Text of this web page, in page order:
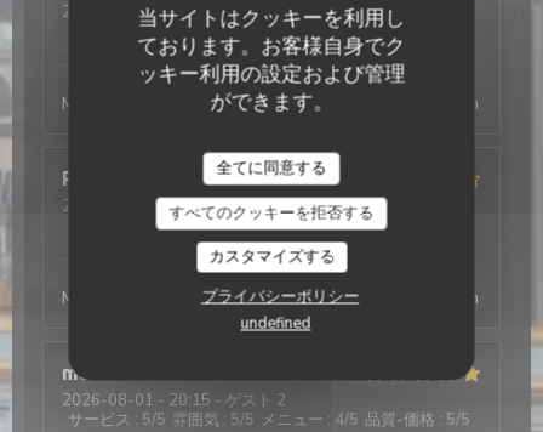
当サイトはクッキーを利用し
ております。お客様自身でク
ッキー利用の設定および管理
ができます。
全てに同意する
すべてのクッキーを拒否する
カスタマイズする
プライバシーポリシー
undefined
2026-08-03- 19:30 - ゲスト 2
5/5 雰囲気 : 4/5 メニュー :5/5 品質-価格
L'Office はこのレビューに返信しました
Merci beaucoup ! Au plaisir de vous revoir, la direction
Philippe
2026-08-03 - 19:45 - ゲスト 4
/5 雰囲気:4/5 メニュー:4/5 品質-価格
はこのレビューに返信しました
Merci beaucoup ! Au plaisir de vous revoir, la direction
mathis
2026-08-01 - 20:15 - ゲスト 2
サービス : 5/5 雰囲気 : 5/5 メニュー : 4/5 品質-価格 : 5/5